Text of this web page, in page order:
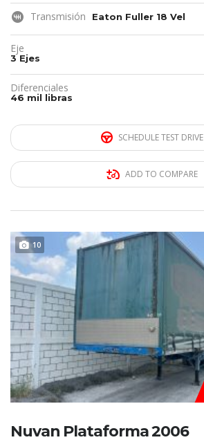
Transmisión Eaton Fuller 18 Vel
Eje
3 Ejes
Diferenciales
46 mil libras
SCHEDULE TEST DRIVE
ADD TO COMPARE
10
Nuvan Plataforma 2006